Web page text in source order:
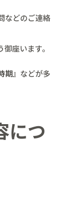
などのご連絡
座います。
期』などが多
につ